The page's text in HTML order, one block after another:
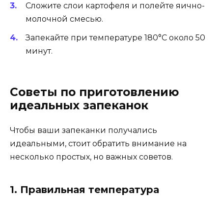
Сложите слои картофеля и полейте яично-
молочной смесью.
Запекайте при температуре 180°C около 50
минут.
Советы по приготовлению
идеальных запеканок
Чтобы ваши запеканки получались
идеальными, стоит обратить внимание на
несколько простых, но важных советов.
1. Правильная температура